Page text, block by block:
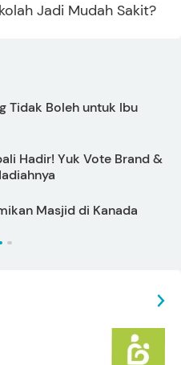
Jadi Mudah Sakit?
Tidak Boleh untuk Ibu
Hadir! Yuk Vote Brand &
Masjid di Kanada